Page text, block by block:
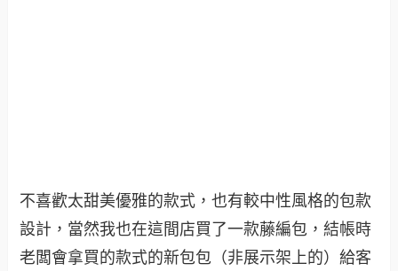
不喜歡太甜美優雅的款式，也有較中性風格的包款
設計，當然我也在這間店買了一款藤編包，結帳時
老闆會拿買的款式的新包包（非展示架上的）給客